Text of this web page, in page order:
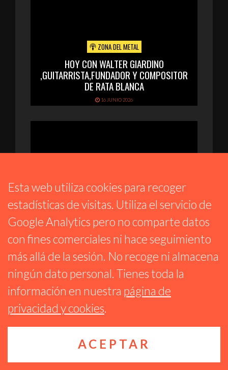
ZONA DEL METAL
HOY CON WALTER GIARDINO
,GUITARRISTA,FUNDADOR Y COMPOSITOR
DE RATA BLANCA
16 JUNIO 2026
ESTRELLAS DE METAL
PROG 271 – ANTHRAX, KTULU, BLOODRED
HOURGLASS. TAL DÍA COMO HOY CON
PROCOL HARUM
Algunos derechos reservados CC BY-NC-SA 4.0
Esta web utiliza cookies para recoger
estadísticas de visitas. Utiliza el servicio de
Google Analytics pero no comparte datos
con fines comerciales ni hace seguimiento
más allá de la sesión. No recoge ni almacena
ningún dato personal. Tienes toda la
información en nuestra página de
privacidad y cookies.
ACEPTAR